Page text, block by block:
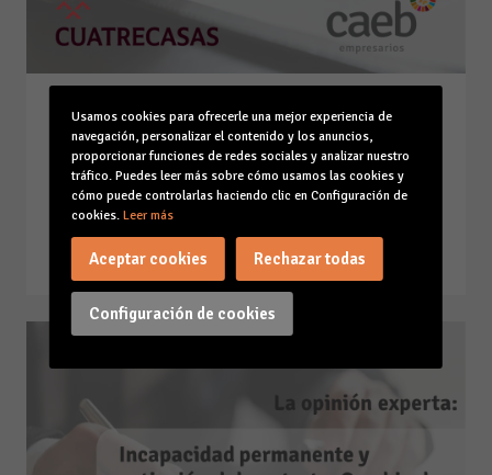
La opinión experta de
Cuatrecasas: Ley 4/2023 LGTBI:
¿nuevas obligaciones a partir
del 2 de marzo de 2024?
Leer la noticia
Usamos cookies para ofrecerle una mejor experiencia de
navegación, personalizar el contenido y los anuncios,
proporcionar funciones de redes sociales y analizar nuestro
tráfico. Puedes leer más sobre cómo usamos las cookies y
cómo puede controlarlas haciendo clic en Configuración de
cookies. Leer más
Configuración de cookies
Aceptar cookies Rechazar todas